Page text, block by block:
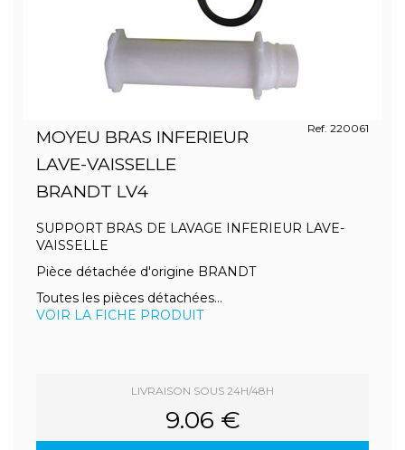
MOYEU BRAS INFERIEUR
LAVE-VAISSELLE
BRANDT LV4
Ref. 220061
SUPPORT BRAS DE LAVAGE INFERIEUR LAVE-
VAISSELLE
Pièce détachée d'origine BRANDT
Toutes les pièces détachées...
VOIR LA FICHE PRODUIT
LIVRAISON SOUS 24H/48H
9.06 €